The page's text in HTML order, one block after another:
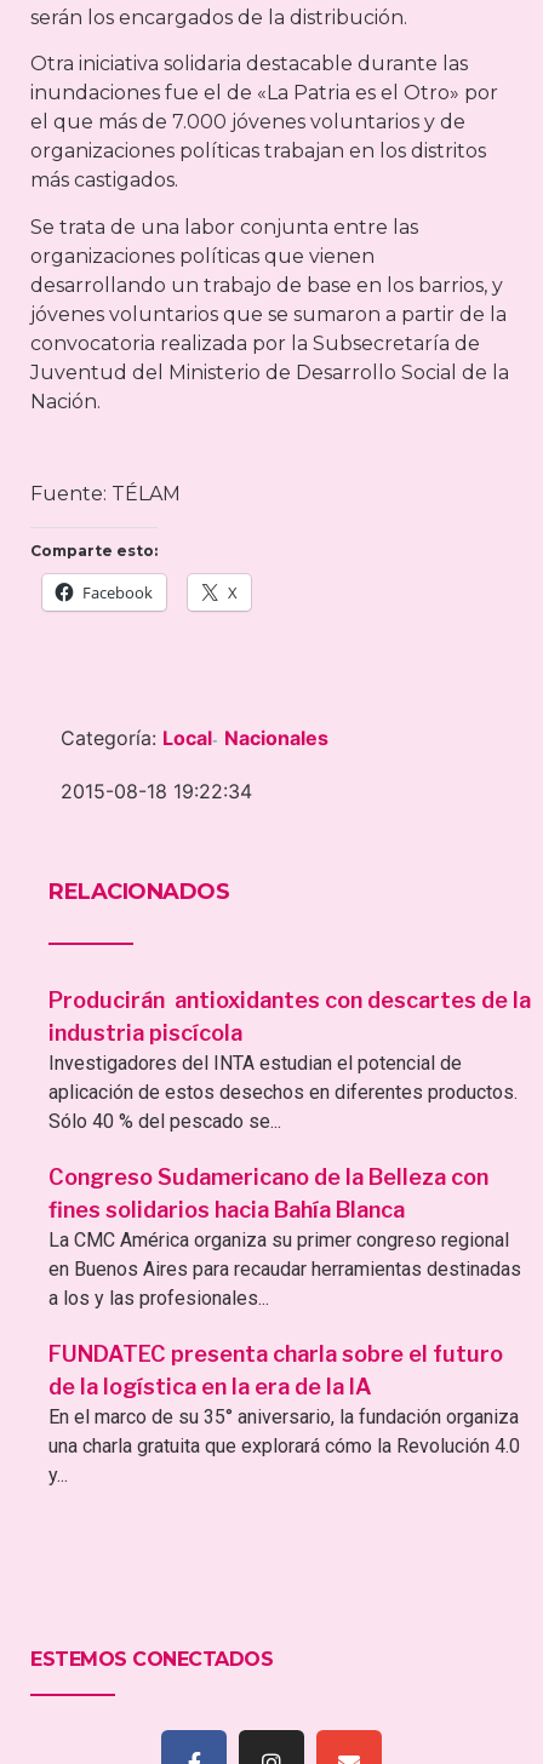
serán los encargados de la distribución.
Otra iniciativa solidaria destacable durante las
inundaciones fue el de «La Patria es el Otro» por
el que más de 7.000 jóvenes voluntarios y de
organizaciones políticas trabajan en los distritos
más castigados.
Se trata de una labor conjunta entre las
organizaciones políticas que vienen
desarrollando un trabajo de base en los barrios, y
jóvenes voluntarios que se sumaron a partir de la
convocatoria realizada por la Subsecretaría de
Juventud del Ministerio de Desarrollo Social de la
Nación.
Fuente: TÉLAM
Comparte esto:
Facebook X
Categoría: Local- Nacionales
2015-08-18 19:22:34
RELACIONADOS
Producirán antioxidantes con descartes de la
industria piscícola
Investigadores del INTA estudian el potencial de
aplicación de estos desechos en diferentes productos.
Sólo 40 % del pescado se...
Congreso Sudamericano de la Belleza con
fines solidarios hacia Bahía Blanca
La CMC América organiza su primer congreso regional
en Buenos Aires para recaudar herramientas destinadas
a los y las profesionales...
FUNDATEC presenta charla sobre el futuro
de la logística en la era de la IA
En el marco de su 35° aniversario, la fundación organiza
una charla gratuita que explorará cómo la Revolución 4.0
y...
ESTEMOS CONECTADOS